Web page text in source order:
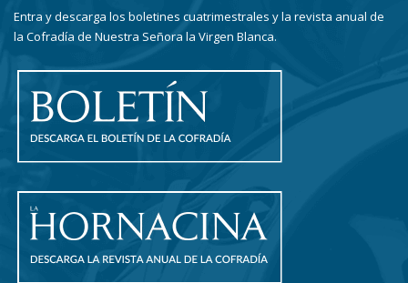
Entra y descarga los boletines cuatrimestrales y la revista anual de
la Cofradía de Nuestra Señora la Virgen Blanca.